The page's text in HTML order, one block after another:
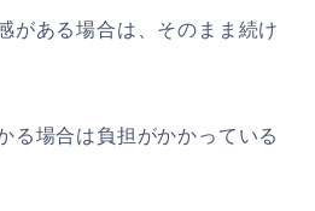
がある場合は、そのまま続け
る場合は負担がかかっている